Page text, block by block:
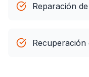
Reparación
Recuperación